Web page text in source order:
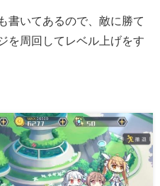
書いてあるので、敵に勝て
を周回してレベル上げをす